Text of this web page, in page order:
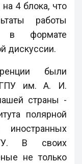
4 блока, что
работы
в формате
дискуссии.
были
им. А. И.
страны -
полярной
В своих
не только